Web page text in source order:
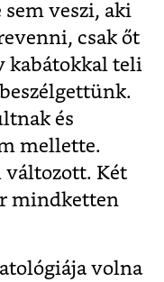
veszi, aki
csak őt
kabátokkal teli
és
mellette.
változott. Két
mindketten
volna